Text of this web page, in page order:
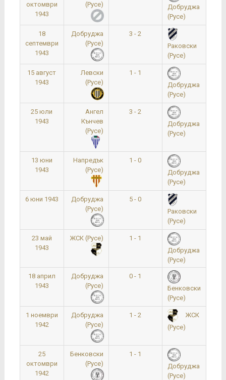
октомври
1943
(Русе)
Добруджа
(Русе)
18
септември
1943
Добруджа
(Русе)
3 - 2
Раковски
(Русе)
15 август
1943
Левски
(Русе)
1 - 1
Добруджа
(Русе)
25 юли
1943
Ангел
Кънчев
(Русе)
3 - 2
Добруджа
(Русе)
13 юни
1943
Напредък
(Русе)
1 - 0
Добруджа
(Русе)
6 юни 1943
Добруджа
(Русе)
5 - 0
Раковски
(Русе)
23 май
1943
ЖСК (Русе)
1 - 1
Добруджа
(Русе)
18 април
1943
Добруджа
(Русе)
0 - 1
Бенковски
(Русе)
1 ноември
1942
Добруджа
(Русе)
1 - 2
ЖСК
(Русе)
25
октомври
1942
Бенковски
(Русе)
1 - 1
Добруджа
(Русе)